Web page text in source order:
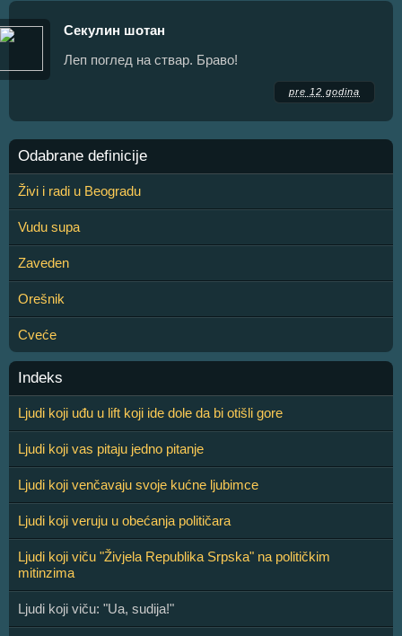
Секулин шотан
Леп поглед на ствар. Браво!
pre 12 godina
Odabrane definicije
Živi i radi u Beogradu
Vudu supa
Zaveden
Orešnik
Cveće
Indeks
Ljudi koji uđu u lift koji ide dole da bi otišli gore
Ljudi koji vas pitaju jedno pitanje
Ljudi koji venčavaju svoje kućne ljubimce
Ljudi koji veruju u obećanja političara
Ljudi koji viču "Živjela Republika Srpska" na političkim
mitinzima
Ljudi koji viču: "Ua, sudija!"